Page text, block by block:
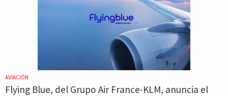
AVIACIÓN
Flying Blue, del Grupo Air France-KLM, anuncia el